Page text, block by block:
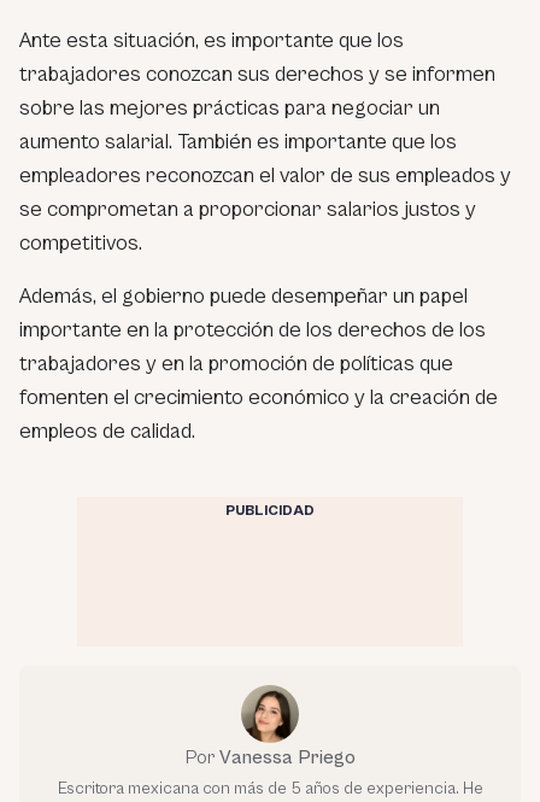
Ante esta situación, es importante que los
trabajadores conozcan sus derechos y se informen
sobre las mejores prácticas para negociar un
aumento salarial. También es importante que los
empleadores reconozcan el valor de sus empleados y
se comprometan a proporcionar salarios justos y
competitivos.
Además, el gobierno puede desempeñar un papel
importante en la protección de los derechos de los
trabajadores y en la promoción de políticas que
fomenten el crecimiento económico y la creación de
empleos de calidad.
PUBLICIDAD
Por Vanessa Priego
Escritora mexicana con más de 5 años de experiencia. He